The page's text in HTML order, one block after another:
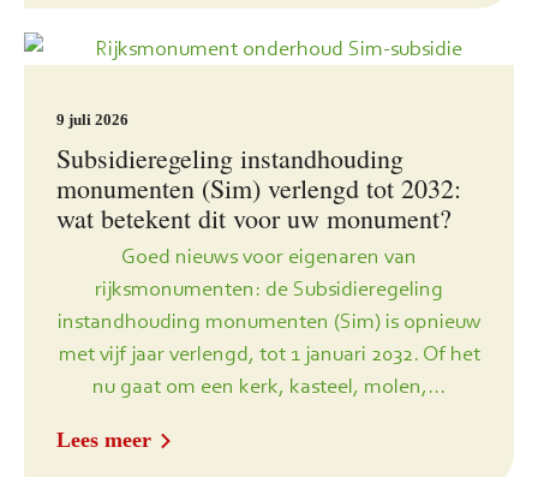
9 juli 2026
Subsidieregeling instandhouding
monumenten (Sim) verlengd tot 2032:
wat betekent dit voor uw monument?
Goed nieuws voor eigenaren van
rijksmonumenten: de Subsidieregeling
instandhouding monumenten (Sim) is opnieuw
met vijf jaar verlengd, tot 1 januari 2032. Of het
nu gaat om een kerk, kasteel, molen,...
Lees meer